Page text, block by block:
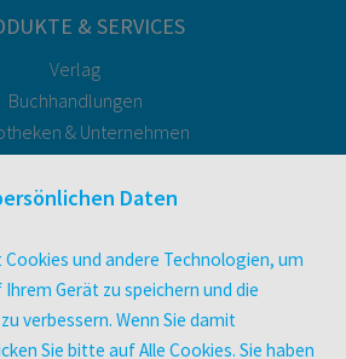
& SERVICES
Verlag
Buchhandlungen
& Unternehmen
facultas druckt.
Zeitschriften
Digitale Angebote
Daten
und andere Technologien, um
Gerät zu speichern und die
verbessern. Wenn Sie damit
Sie bitte auf Alle Cookies. Sie haben